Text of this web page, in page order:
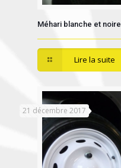
Méhari blanche et noire
Lire la suite
21 décembre 2017